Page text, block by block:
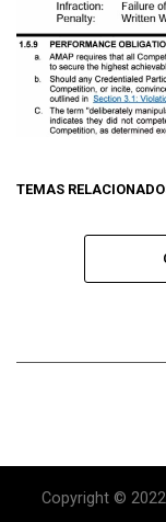
TEMAS
Copyright ©